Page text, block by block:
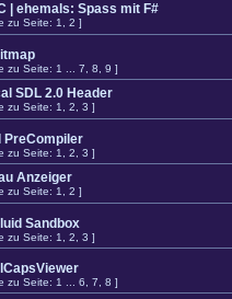
| ehemals: Spass mit F#
zu Seite: 1 2 ]
zu Seite: 1 7 8 9 ]
SDL 2.0 Header
zu Seite: 1 2 3 ]
PreCompiler
zu Seite: 1 2 3 ]
Anzeiger
zu Seite: 1 2 ]
Sandbox
zu Seite: 1 2 3 ]
zu Seite: 1 6 7 8 ]